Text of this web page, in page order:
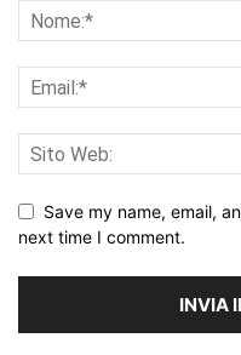
Save my name, email,
next time I comment.